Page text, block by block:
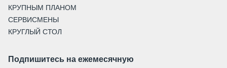
КРУПНЫМ ПЛАНОМ
СЕРВИСМЕНЫ
КРУГЛЫЙ СТОЛ
Подпишитесь на ежемесячную